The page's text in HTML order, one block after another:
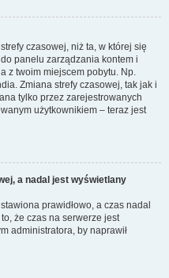
czasowej, niż ta, w której się
panelu zarządzania kontem i
z twoim miejscem pobytu. Np.
Zmiana strefy czasowej, tak jak i
tylko przez zarejestrowanych
użytkownikiem – teraz jest
a nadal jest wyświetlany
prawidłowo, a czas nadal
że czas na serwerze jest
administratora, by naprawił